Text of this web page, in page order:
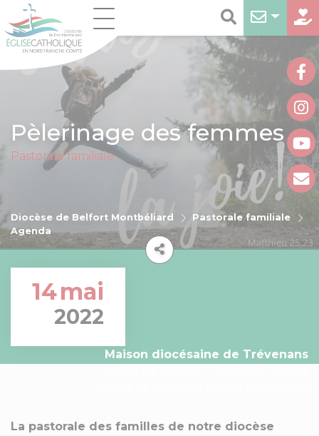
Pèlerinage des femmes
Pastorale familiale
Diocèse de Belfort Montbéliard
Pastorale familiale
Agenda
14mai
2022
Maison diocésaine de Trévenans
La pastorale des familles de notre diocèse